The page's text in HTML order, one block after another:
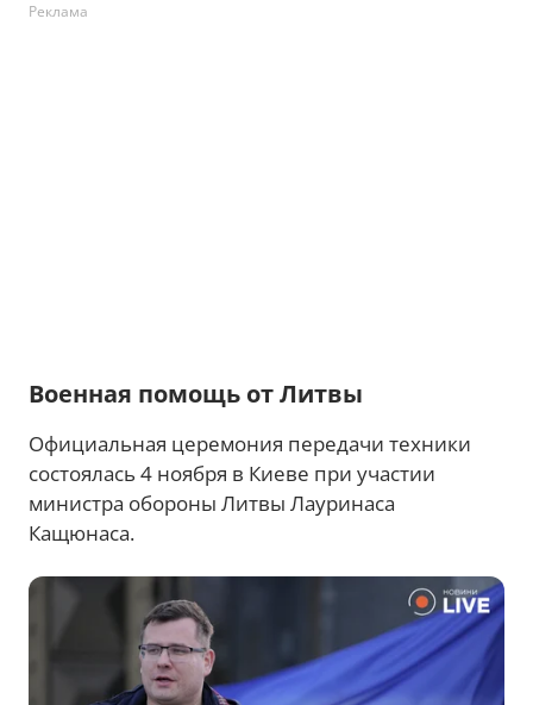
Реклама
Военная помощь от Литвы
Официальная церемония передачи техники
состоялась 4 ноября в Киеве при участии
министра обороны Литвы Лауринаса
Кащюнаса.